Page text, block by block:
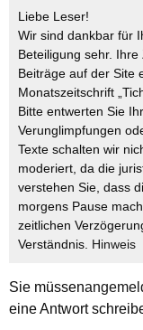
Liebe Leser!
Wir sind dankbar für
Beteiligung sehr.
Beiträge auf der Site
Monatszeitschrift
Bitte entwerten Sie
Verunglimpfungen
Texte schalten wir
moderiert, da die
verstehen Sie, dass
morgens Pause
zeitlichen
Verständnis. Hinweis
Sie müssen
eine Antwort